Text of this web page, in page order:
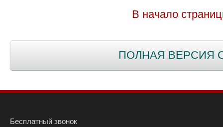
В начало
ПОЛНАЯ ВЕРСИЯ
Бесплатный звонок